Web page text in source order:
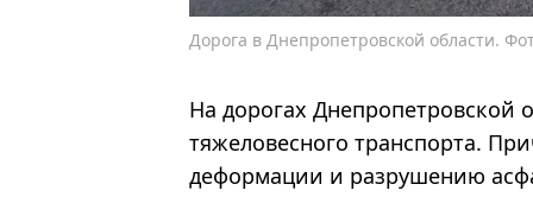
Дорога в Днепропетровской области.
На дорогах Днепропетровской
тяжеловесного транспорта.
деформации и разрушению